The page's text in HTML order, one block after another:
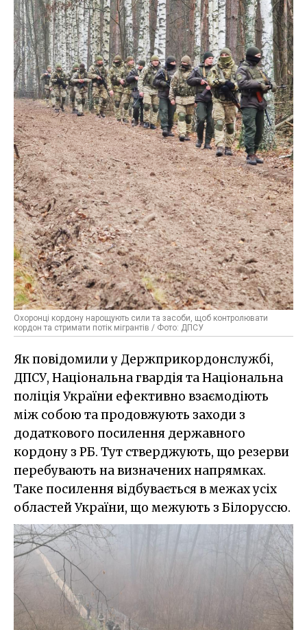
Охоронці кордону нарощують сили та засоби, щоб контролювати
кордон та стримати потік мігрантів / Фото: ДПСУ
Як повідомили у Держприкордонслужбі,
ДПСУ, Національна гвардія та Національна
поліція України ефективно взаємодіють
між собою та продовжують заходи з
додаткового посилення державного
кордону з РБ. Тут стверджують, що резерви
перебувають на визначених напрямках.
Таке посилення відбувається в межах усіх
областей України, що межують з Білоруссю.